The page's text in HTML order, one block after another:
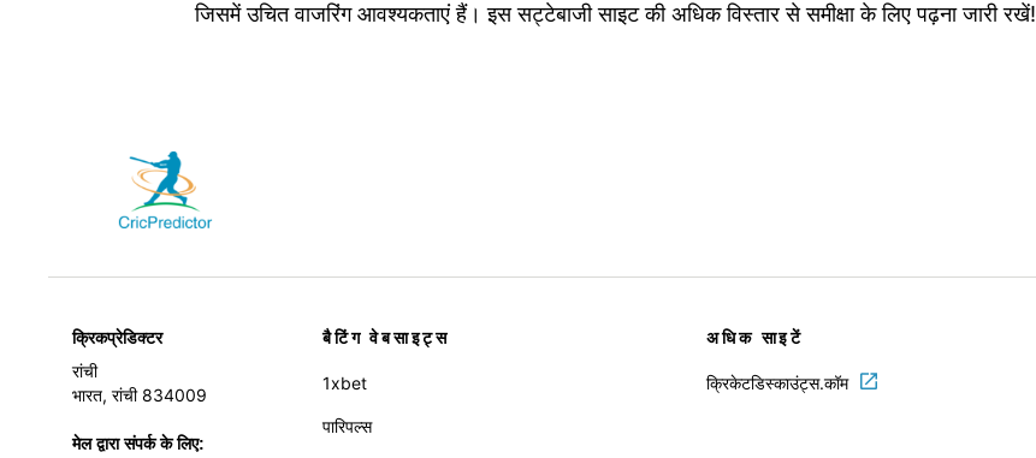
जिसमें उचित वाजरिंग आवश्यकताएं हैं। इस सट्टेबाजी साइट की अधिक विस्तार से समीक्षा के लिए पढ़ना जारी रखें!
क्रिकप्रेडिक्टर
रांची
भारत, रांची 834009
मेल द्वारा संपर्क के लिए:
बैटिंग वेबसाइट्स
1xbet
पारिपल्स
अधिक साइटें
क्रिकेटडिस्काउंट्स.कॉम